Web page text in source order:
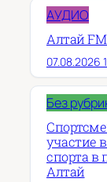
АУДИО
Алтай FM
07.08.2026
Без
участие
спорта в
Алтай